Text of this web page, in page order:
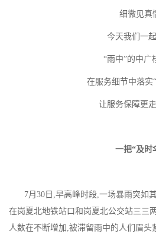
细微见真
今天我们一
“雨中”的中广
在服务细节中落实
让服务保障更
一把“及时
7月 30 日,早高峰时段,一场暴雨突如
在岗夏北地铁站口和岗夏北公交站三三
人数在不断增加,被滞留雨中的人们眉头